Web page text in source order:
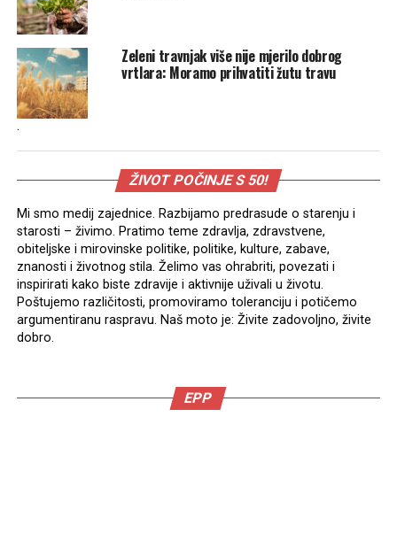
Zeleni travnjak više nije mjerilo dobrog
vrtlara: Moramo prihvatiti žutu travu
.
ŽIVOT POČINJE S 50!
Mi smo medij zajednice. Razbijamo predrasude o starenju i
starosti – živimo. Pratimo teme zdravlja, zdravstvene,
obiteljske i mirovinske politike, politike, kulture, zabave,
znanosti i životnog stila. Želimo vas ohrabriti, povezati i
inspirirati kako biste zdravije i aktivnije uživali u životu.
Poštujemo različitosti, promoviramo toleranciju i potičemo
argumentiranu raspravu. Naš moto je: Živite zadovoljno, živite
dobro.
EPP